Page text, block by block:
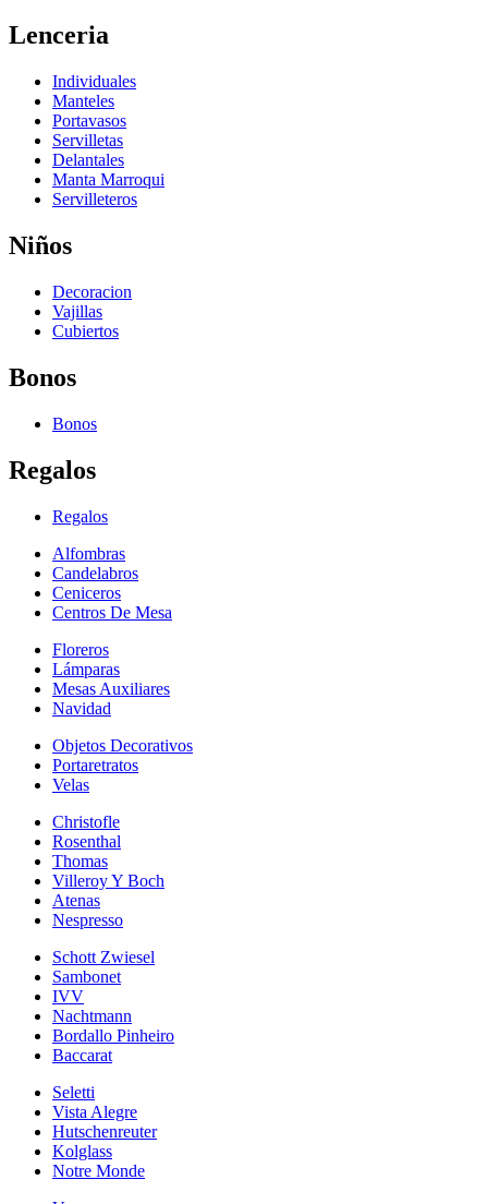
Lenceria
Individuales
Manteles
Portavasos
Servilletas
Delantales
Manta Marroqui
Servilleteros
Niños
Decoracion
Vajillas
Cubiertos
Bonos
Bonos
Regalos
Regalos
Alfombras
Candelabros
Ceniceros
Centros De Mesa
Floreros
Lámparas
Mesas Auxiliares
Navidad
Objetos Decorativos
Portaretratos
Velas
Christofle
Rosenthal
Thomas
Villeroy Y Boch
Atenas
Nespresso
Schott Zwiesel
Sambonet
IVV
Nachtmann
Bordallo Pinheiro
Baccarat
Seletti
Vista Alegre
Hutschenreuter
Kolglass
Notre Monde